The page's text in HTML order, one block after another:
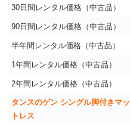
30日間レンタル価格（中古品）
90日間レンタル価格（中古品）
半年間レンタル価格（中古品）
1年間レンタル価格（中古品）
2年間レンタル価格（中古品）
タンスのゲン シングル脚付きマッ
トレス